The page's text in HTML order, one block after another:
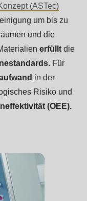
(ASTec)
um bis zu
und die
erfüllt die
Für
in der
Risiko und
(OEE).